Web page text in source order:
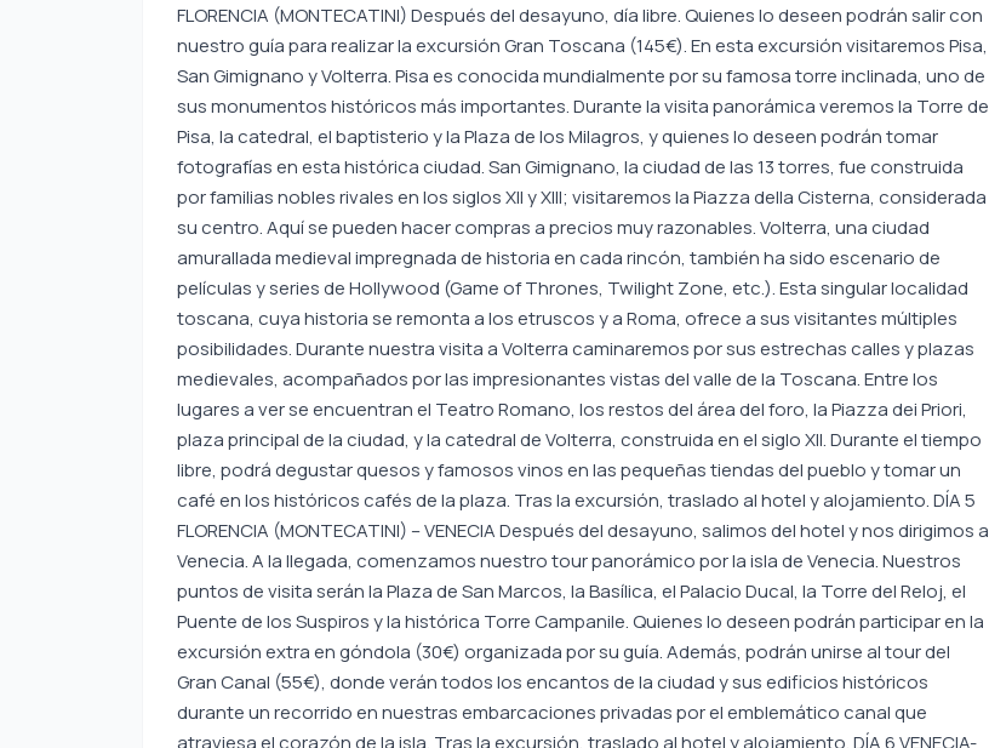
FLORENCIA (MONTECATINI) Después del desayuno, día libre. Quienes lo deseen podrán salir con
nuestro guía para realizar la excursión Gran Toscana (145€). En esta excursión visitaremos Pisa,
San Gimignano y Volterra. Pisa es conocida mundialmente por su famosa torre inclinada, uno de
sus monumentos históricos más importantes. Durante la visita panorámica veremos la Torre de
Pisa, la catedral, el baptisterio y la Plaza de los Milagros, y quienes lo deseen podrán tomar
fotografías en esta histórica ciudad. San Gimignano, la ciudad de las 13 torres, fue construida
por familias nobles rivales en los siglos XII y XIII; visitaremos la Piazza della Cisterna, considerada
su centro. Aquí se pueden hacer compras a precios muy razonables. Volterra, una ciudad
amurallada medieval impregnada de historia en cada rincón, también ha sido escenario de
películas y series de Hollywood (Game of Thrones, Twilight Zone, etc.). Esta singular localidad
toscana, cuya historia se remonta a los etruscos y a Roma, ofrece a sus visitantes múltiples
posibilidades. Durante nuestra visita a Volterra caminaremos por sus estrechas calles y plazas
medievales, acompañados por las impresionantes vistas del valle de la Toscana. Entre los
lugares a ver se encuentran el Teatro Romano, los restos del área del foro, la Piazza dei Priori,
plaza principal de la ciudad, y la catedral de Volterra, construida en el siglo XII. Durante el tiempo
libre, podrá degustar quesos y famosos vinos en las pequeñas tiendas del pueblo y tomar un
café en los históricos cafés de la plaza. Tras la excursión, traslado al hotel y alojamiento. DÍA 5
FLORENCIA (MONTECATINI) – VENECIA Después del desayuno, salimos del hotel y nos dirigimos a
Venecia. A la llegada, comenzamos nuestro tour panorámico por la isla de Venecia. Nuestros
puntos de visita serán la Plaza de San Marcos, la Basílica, el Palacio Ducal, la Torre del Reloj, el
Puente de los Suspiros y la histórica Torre Campanile. Quienes lo deseen podrán participar en la
excursión extra en góndola (30€) organizada por su guía. Además, podrán unirse al tour del
Gran Canal (55€), donde verán todos los encantos de la ciudad y sus edificios históricos
durante un recorrido en nuestras embarcaciones privadas por el emblemático canal que
atraviesa el corazón de la isla. Tras la excursión, traslado al hotel y alojamiento. DÍA 6 VENECIA-